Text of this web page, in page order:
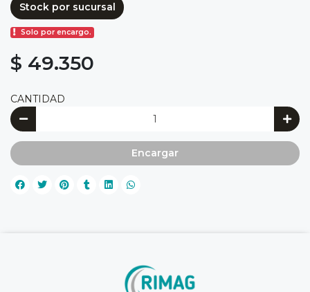
Stock por sucursal
Solo por encargo.
$ 49.350
CANTIDAD
Encargar